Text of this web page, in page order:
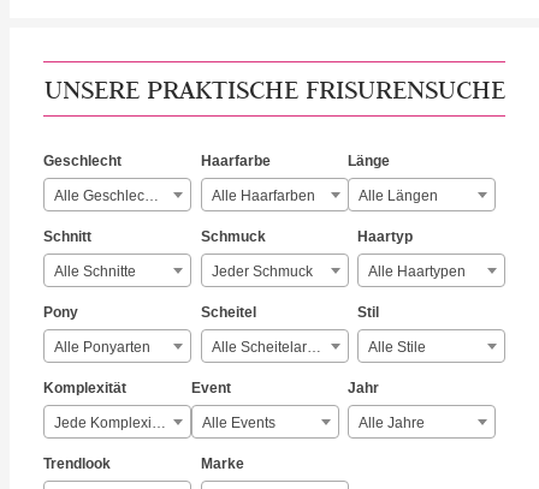
UNSERE PRAKTISCHE FRISURENSUCHE
Geschlecht
Alle Geschlechter
Haarfarbe
Alle Haarfarben
Länge
Alle Längen
Schnitt
Alle Schnitte
Schmuck
Jeder Schmuck
Haartyp
Alle Haartypen
Pony
Alle Ponyarten
Scheitel
Alle Scheitelarten
Stil
Alle Stile
Komplexität
Jede Komplexität
Event
Alle Events
Jahr
Alle Jahre
Trendlook Marke